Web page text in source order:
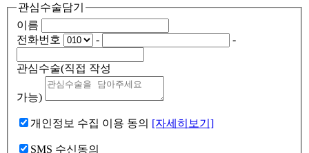
관심수술담기
이름
전화번호
- -
관심수술(직접 작성
가능)
개인정보 수집 이용 동의 [자세히보기]
SMS 수신동의